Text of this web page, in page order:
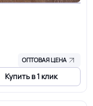
ОПТОВАЯ ЦЕНА
Купить в 1 клик